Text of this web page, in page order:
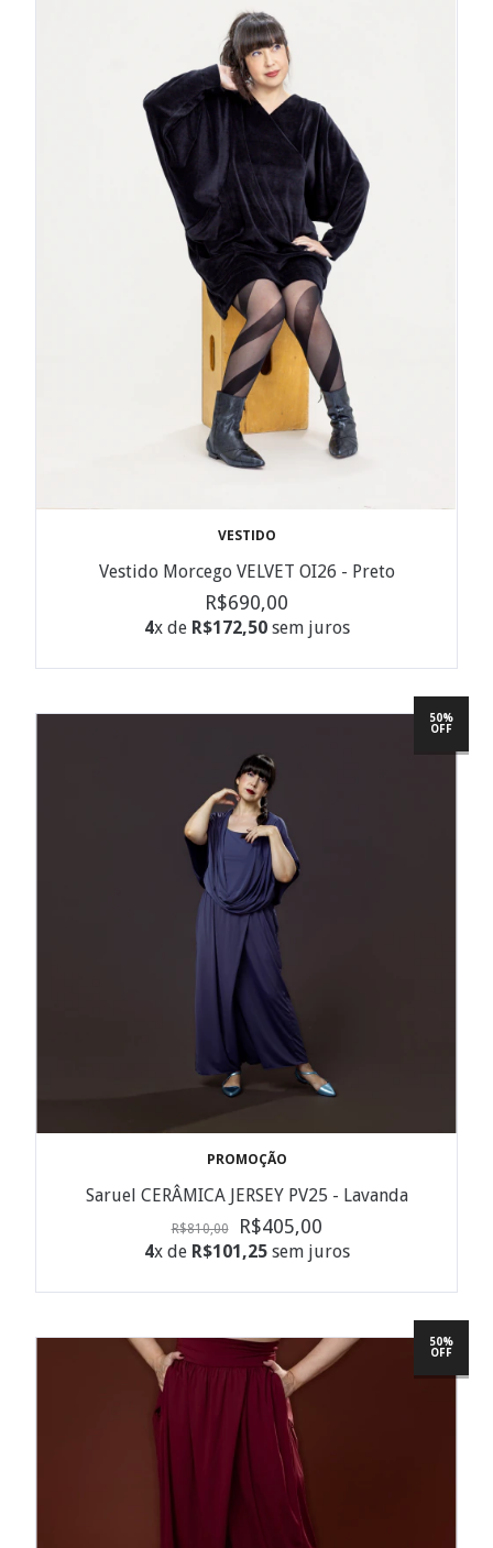
VESTIDO
Vestido Morcego VELVET OI26 - Preto
R$690,00
4x de R$172,50sem juros
50%
OFF
PROMOÇÃO
Saruel CERÂMICA JERSEY PV25 - Lavanda
R$810,00 R$405,00
4x de R$101,25sem juros
50%
OFF